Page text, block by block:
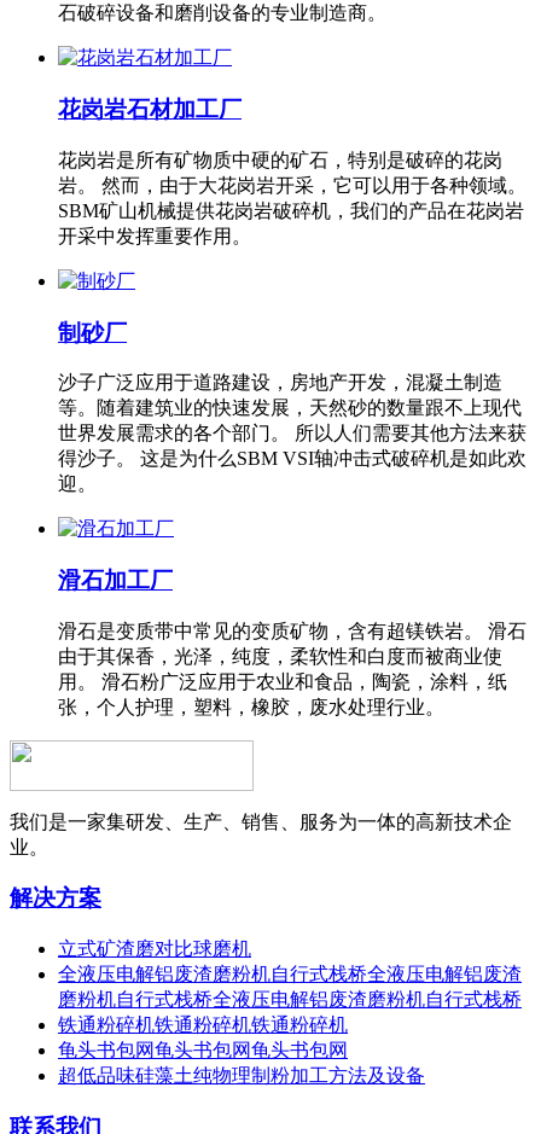
石破碎设备和磨削设备的专业制造商。
花岗岩石材加工厂
花岗岩是所有矿物质中硬的矿石，特别是破碎的花岗
岩。 然而，由于大花岗岩开采，它可以用于各种领域。
SBM矿山机械提供花岗岩破碎机，我们的产品在花岗岩
开采中发挥重要作用。
制砂厂
沙子广泛应用于道路建设，房地产开发，混凝土制造
等。随着建筑业的快速发展，天然砂的数量跟不上现代
世界发展需求的各个部门。 所以人们需要其他方法来获
得沙子。 这是为什么SBM VSI轴冲击式破碎机是如此欢
迎。
滑石加工厂
滑石是变质带中常见的变质矿物，含有超镁铁岩。 滑石
由于其保香，光泽，纯度，柔软性和白度而被商业使
用。 滑石粉广泛应用于农业和食品，陶瓷，涂料，纸
张，个人护理，塑料，橡胶，废水处理行业。
我们是一家集研发、生产、销售、服务为一体的高新技术企
业。
解决方案
立式矿渣磨对比球磨机
全液压电解铝废渣磨粉机自行式栈桥全液压电解铝废渣
磨粉机自行式栈桥全液压电解铝废渣磨粉机自行式栈桥
铁通粉碎机铁通粉碎机铁通粉碎机
龟头书包网龟头书包网龟头书包网
超低品味硅藻土纯物理制粉加工方法及设备
联系我们